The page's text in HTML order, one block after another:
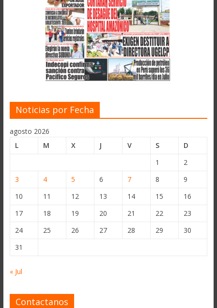
Noticias por Fecha
agosto 2026
L
M X J V S
D
1
2
3
4 5 6 7 8
9
10
11 12 13 14 15
16
17
18 19 20 21 22
23
24
25 26 27 28 29
30
31
« Jul
Contactanos